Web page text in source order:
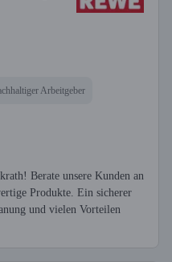
Arbeitgeber
Berate unsere Kunden an
Produkte. Ein sicherer
und vielen Vorteilen